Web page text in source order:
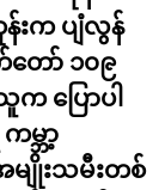
းက ပျံလွန်
တော် ၁၀၉
ပြောပါ
မ္ဘာ့
ျိုးသမီးတစ်